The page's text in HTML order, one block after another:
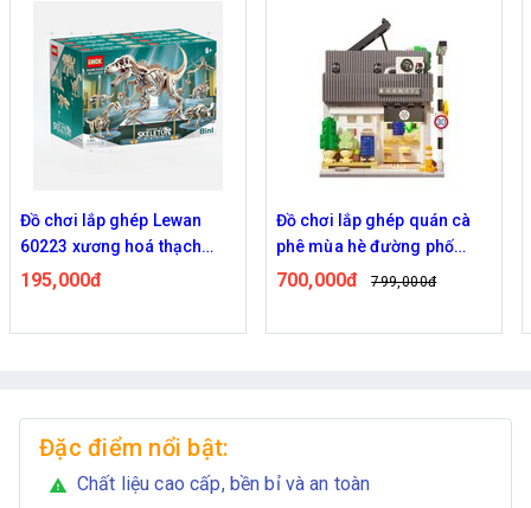
Đồ chơi lắp ghép quán cà
phê mùa hè đường phố
phong cách Nhật Bản (có
700,000đ
Đồ chơi Lắp ghép Mô hình
Tàu chiến sân bay 8 in 1
1418
450,000đ
589,000đ
Đặc điểm nổi bật:
warning Chất liệu cao cấp, bền bỉ và an toàn